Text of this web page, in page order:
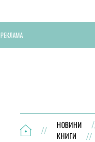
РЕКЛАМА
НОВИНИ
КНИГИ